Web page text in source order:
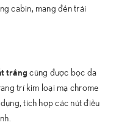
cabin, mang đến trải
trắng cũng được bọc da
trí kim loại mạ chrome
tích hợp các nút điều